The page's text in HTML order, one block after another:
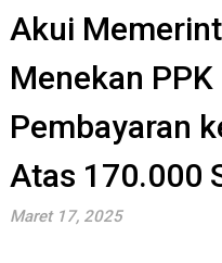
Akui
Menekan
Pembayaran
Atas 170.000
Maret 17, 2025